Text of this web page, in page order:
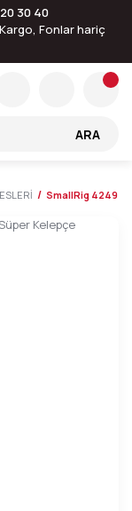
30 40
Fonlar hariç
ARA
SmallRig 4249